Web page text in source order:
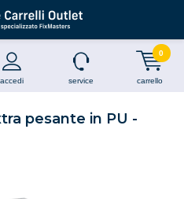
accedi service carrello
0
pesante in PU -